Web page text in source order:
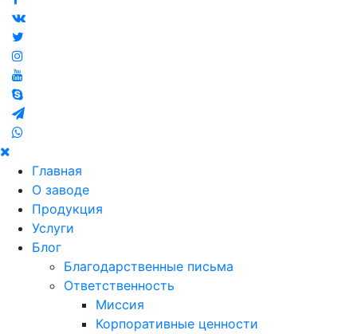
Главная
О заводе
Продукция
Услуги
Блог
Благодарственные письма
Ответственность
Миссия
Корпоративные ценности